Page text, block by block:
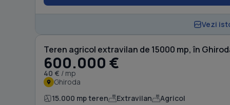
Vezi
Teren agricol extravilan de 15000 mp, în
600.000 €
40 € / mp
Ghiroda
15.000 mp teren Extravilan Agricol